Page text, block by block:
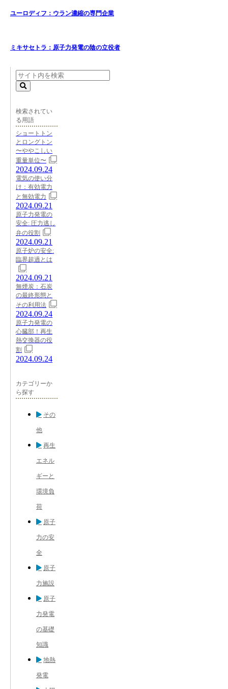
ユーロディフ：ウラン濃縮の専門企業
ミキサセトラ：原子力発電の陰の立役者
検索されてい
る用語
ショートトン
とロングトン
〜ややこしい
重量単位〜
2024.09.24
電気の使い分
け：有効電力
と無効電力
2024.09.21
原子力発電の
安全: 圧力逃し
弁の役割
2024.09.21
原子炉の安全:
臨界超過とは
2024.09.21
無煙炭：石炭
の最終形態と
その利用法
2024.09.24
原子力発電の
心臓部！再生
熱交換器の役
割
2024.09.24
カテゴリーか
ら探す
その
他
再生
エネル
ギーと
環境負
荷
原子
力の安
全
原子
力施設
原子
力発電
の基礎
知識
地熱
発電